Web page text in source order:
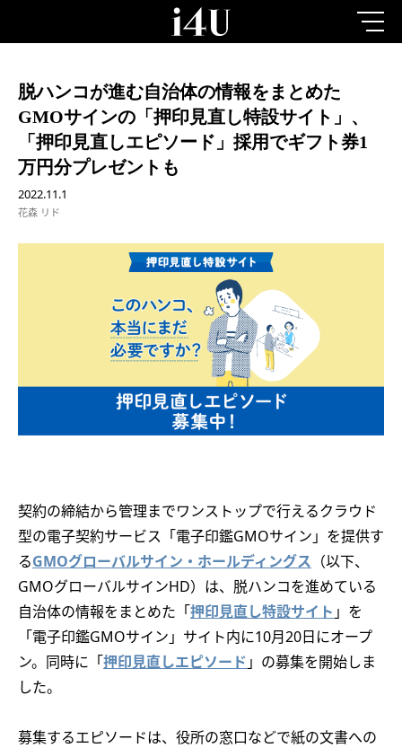
脱ハンコが進む自治体の情報をまとめた
GMOサインの「押印見直し特設サイト」、
「押印見直しエピソード」採用でギフト券1
万円分プレゼントも
2022.11.1
花森 リド
契約の締結から管理までワンストップで行えるクラウド
型の電子契約サービス「電子印鑑GMOサイン」を提供す
るGMOグローバルサイン・ホールディングス （以下、
GMOグローバルサインHD）は、脱ハンコを進めている
自治体の情報をまとめた「押印見直し特設サイト 」を
「電子印鑑GMOサイン」サイト内に10月20日にオープ
ン。同時に「押印見直しエピソード 」の募集を開始しま
した。
募集するエピソードは、役所の窓口などで紙の文書への